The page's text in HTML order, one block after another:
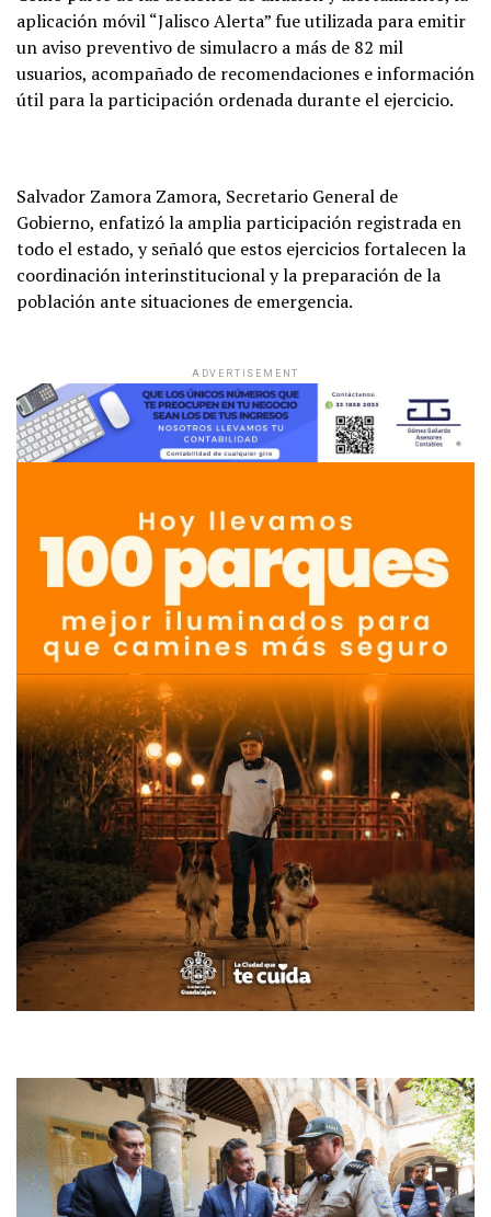
aplicación móvil “Jalisco Alerta” fue utilizada para emitir
un aviso preventivo de simulacro a más de 82 mil
usuarios, acompañado de recomendaciones e información
útil para la participación ordenada durante el ejercicio.
Salvador Zamora Zamora, Secretario General de
Gobierno, enfatizó la amplia participación registrada en
todo el estado, y señaló que estos ejercicios fortalecen la
coordinación interinstitucional y la preparación de la
población ante situaciones de emergencia.
ADVERTISEMENT